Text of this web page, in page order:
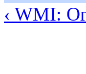
‹ WMI: